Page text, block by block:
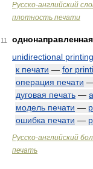
Русско-английский
плотность печати
11
unidirectional printing
к печати — for
операция печати
дуговая печать —
модель печати —
ошибка печати —
Русско-английский
печать